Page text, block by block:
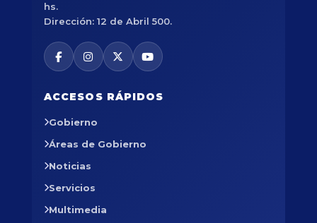
hs.
Dirección: 12 de Abril 500.
ACCESOS RÁPIDOS
Gobierno
Áreas de Gobierno
Noticias
Servicios
Multimedia